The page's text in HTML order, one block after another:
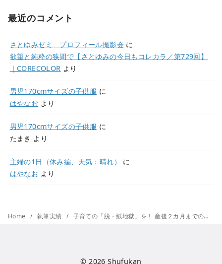
最近のコメント
さとゆみゼミ プロフィール撮影会 に
欲望と純粋の狭間で【さとゆみの今日もコレカラ／第729回】
｜CORECOLOR より
男児170cmサイズの子供服 に
はやなお より
男児170cmサイズの子供服 に
たまき より
主婦の1日（休み編、天気：晴れ）
に
はやなお より
Home 執筆実績 子育ての「脱・紙地獄」を！ 産後２カ月までの書類は90枚以上。デジタル化で夫婦間の情報格差の解消にも【東京こどもDX会議リポート】
© 2026Shufukan